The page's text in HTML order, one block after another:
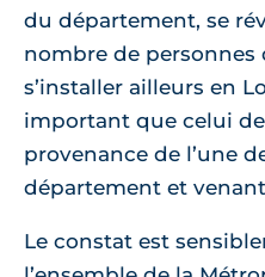
du département, se
nombre de
s’installer ailleurs en
important que celui
provenance de l’une
département et
Le constat est